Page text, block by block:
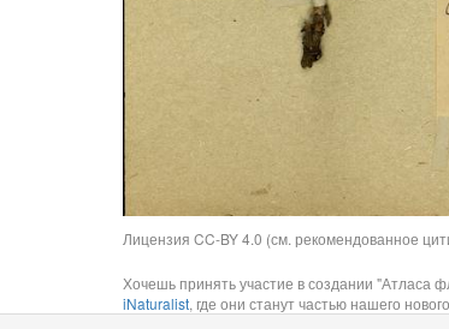
Лицензия CC-BY 4.0 (см. рекомендованное
Хочешь принять участие в создании "Атласа
iNaturalist, где они станут частью нашего